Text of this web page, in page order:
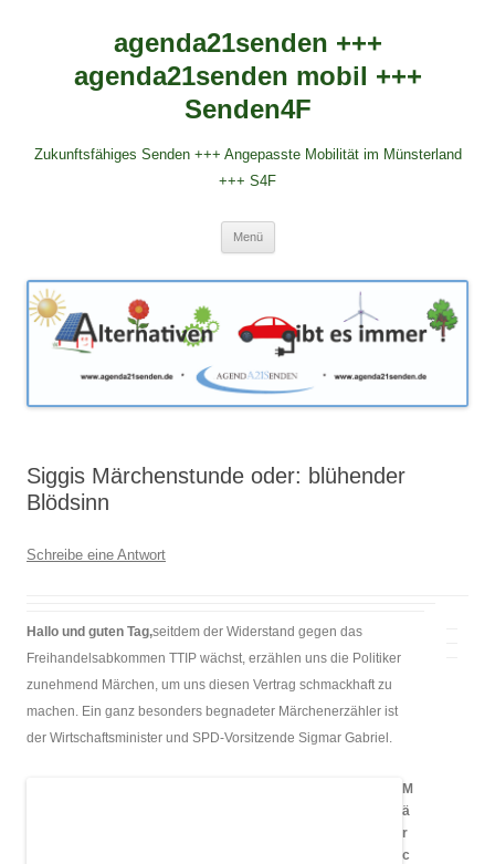
agenda21senden +++
agenda21senden mobil +++
Senden4F
Zukunftsfähiges Senden +++ Angepasste Mobilität im Münsterland
+++ S4F
Menü
Siggis Märchenstunde oder: blühender
Blödsinn
Schreibe eine Antwort
Hallo und guten Tag,seitdem der Widerstand gegen das
Freihandelsabkommen TTIP wächst, erzählen uns die Politiker
zunehmend Märchen, um uns diesen Vertrag schmackhaft zu
machen. Ein ganz besonders begnadeter Märchenerzähler ist
der Wirtschaftsminister und SPD-Vorsitzende Sigmar Gabriel.
M
ä
r
c